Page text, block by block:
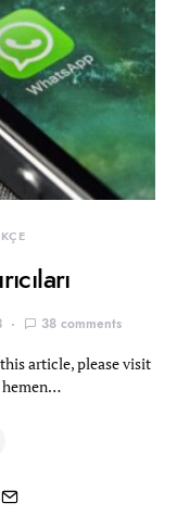
38 comments
article, please visit
hemen…